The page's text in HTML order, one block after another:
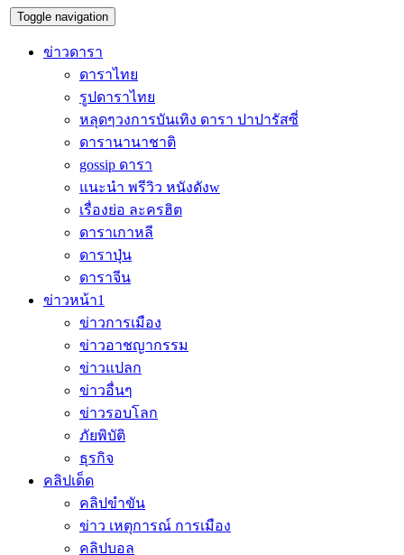
Toggle navigation
ข่าวดารา
ดาราไทย
รูปดาราไทย
หลุดๆวงการบันเทิง ดารา ปาปารัสซี่
ดารานานาชาติ
gossip ดารา
แนะนำ พรีวิว หนังดังw
เรื่องย่อ ละครฮิต
ดาราเกาหลี
ดาราปุ่น
ดาราจีน
ข่าวหน้า1
ข่าวการเมือง
ข่าวอาชญากรรม
ข่าวแปลก
ข่าวอื่นๆ
ข่าวรอบโลก
ภัยพิบัติ
ธุรกิจ
คลิปเด็ด
คลิปขำขัน
ข่าว เหตุการณ์ การเมือง
คลิปบอล